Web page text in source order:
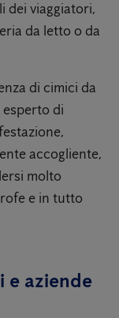
dei viaggiatori,
da letto o da
di cimici da
di
accogliente,
molto
e in tutto
​​e aziende